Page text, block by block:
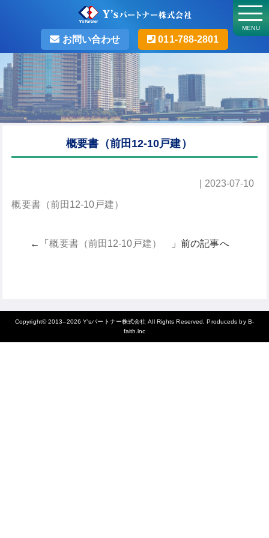
お問い合わせ 011-788-2801
MENU
概要書（前田12-10戸建）
| 2023-07-10
概要書（前田12-10戸建）
←「概要書（前田12-10戸建） 」前の記事へ
Copyright© 2013–2026Y'sパートナー株式会社 All Rights Reserved. Produceds by B-
faith.lnc